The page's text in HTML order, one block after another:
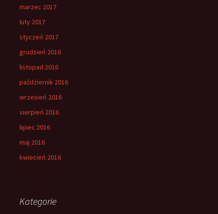
marzec 2017
luty 2017
styczeń 2017
grudzień 2016
listopad 2016
październik 2016
wrzesień 2016
sierpień 2016
lipiec 2016
maj 2016
kwiecień 2016
Kategorie